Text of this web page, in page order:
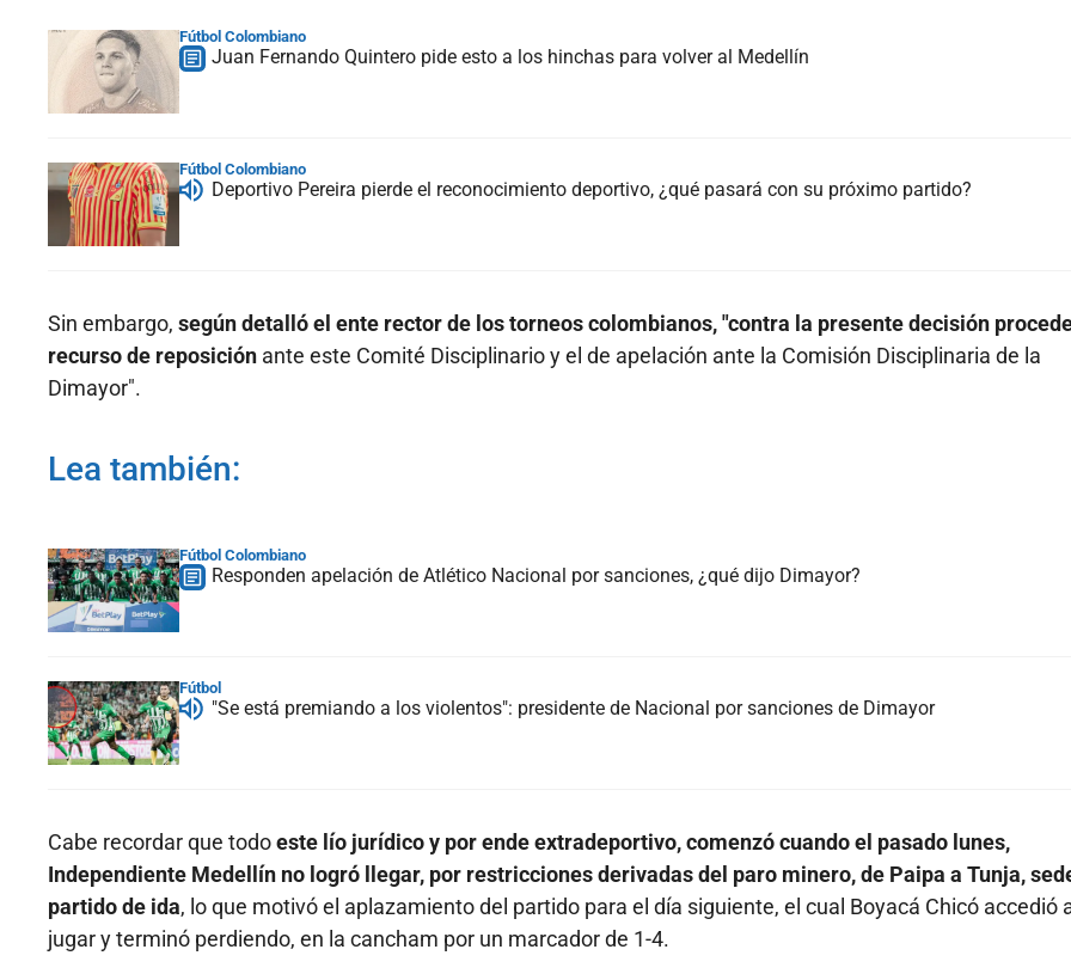
Fútbol Colombiano
Juan Fernando Quintero pide esto a los hinchas para volver al Medellín
Fútbol Colombiano
Deportivo Pereira pierde el reconocimiento deportivo, ¿qué pasará con su próximo partido?
Sin embargo, según detalló el ente rector de los torneos colombianos, "contra la presente decisión
recurso de reposición ante este Comité Disciplinario y el de apelación ante la Comisión Disciplinaria de la
Dimayor".
Lea también:
Fútbol Colombiano
Responden apelación de Atlético Nacional por sanciones, ¿qué dijo Dimayor?
Fútbol
"Se está premiando a los violentos": presidente de Nacional por sanciones de Dimayor
Cabe recordar que todoeste lío jurídico y por ende extradeportivo, comenzó cuando el pasado lunes,
Independiente Medellín no logró llegar, por restricciones derivadas del paro minero, de Paipa a Tunja,
partido de ida, lo que motivó el aplazamiento del partido para el día siguiente, el cual Boyacá Chicó accedió
jugar y terminó perdiendo, en la cancham por un marcador de 1-4.